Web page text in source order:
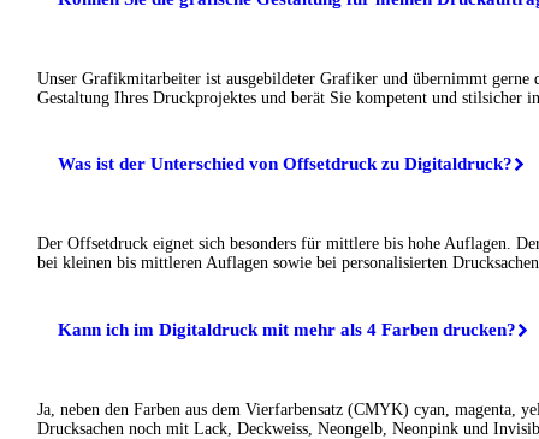
Unser Grafikmitarbeiter ist ausgebildeter Grafiker und übernimmt gerne
Gestaltung Ihres Druckprojektes und berät Sie kompetent und stilsicher
Was ist der Unterschied von Offsetdruck zu Digitaldruck?
Der Offsetdruck eignet sich besonders für mittlere bis hohe Auflagen.
bei kleinen bis mittleren Auflagen sowie bei personalisierten
Kann ich im Digitaldruck mit mehr als 4 Farben drucken?
Ja, neben den Farben aus dem Vierfarbensatz (CMYK) cyan, magenta,
Drucksachen noch mit Lack, Deckweiss, Neongelb, Neonpink und